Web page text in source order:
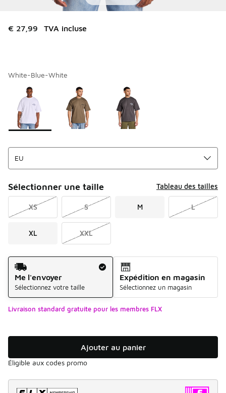
€ 27,99 TVA incluse
White-Blue-White
Page 1 sur 1 affichant 1 à 3 des 3 couleurs.
Merci de sélectionner un style
Sélectionner une taille Tableau des tailles
XS S M L
XL XXL
Mode d'expédition
Me l'envoyer
Sélectionnez votre taille
Expédition en magasin
Sélectionnez un magasin
Livraison standard gratuite pour les membres FLX
Ajouter au panier
Éligible aux codes promo